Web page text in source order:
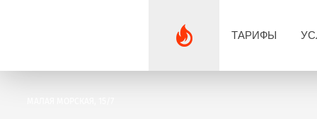
ТАРИФЫ